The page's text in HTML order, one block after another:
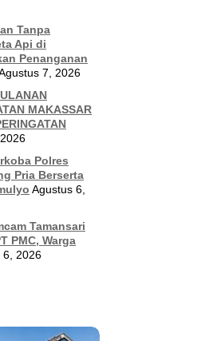
Tanpa
Api di
Penanganan
7, 2026
MAKASSAR
Polres
Pria Berserta
Agustus 6,
Tamansari
PMC, Warga
6, 2026